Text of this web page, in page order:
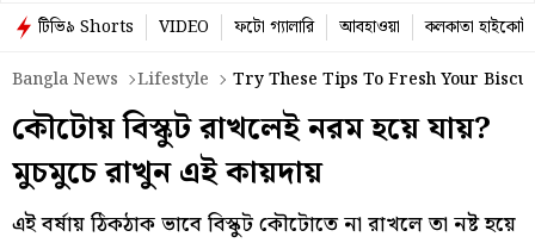
টিভি৯ Shorts VIDEO ফটো গ্যালারি আবহাওয়া
কলকাতা হাইকোর্ট
Bangla News
Lifestyle Try These Tips To Fresh Your
কৌটোয় বিস্কুট রাখলেই নরম হয়ে যায়?
মুচমুচে রাখুন এই কায়দায়
এই বর্ষায় ঠিকঠাক ভাবে বিস্কুট কৌটোতে না রাখলে তা নষ্ট হয়ে